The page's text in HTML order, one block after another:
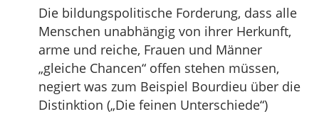
Die bildungspolitische Forderung, dass alle
Menschen unabhängig von ihrer Herkunft,
arme und reiche, Frauen und Männer
„gleiche Chancen“ offen stehen müssen,
negiert was zum Beispiel Bourdieu über die
Distinktion („Die feinen Unterschiede“)